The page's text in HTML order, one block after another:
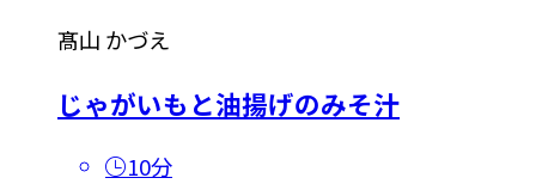
髙山 かづえ
じゃがいもと油揚げのみそ汁
10分